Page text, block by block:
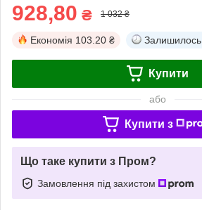
928,80 ₴ 1 032 ₴
Економія 103.20 ₴ Залишилось
Купити
або
Купити з
Що таке купити з Пром?
Замовлення під захистом